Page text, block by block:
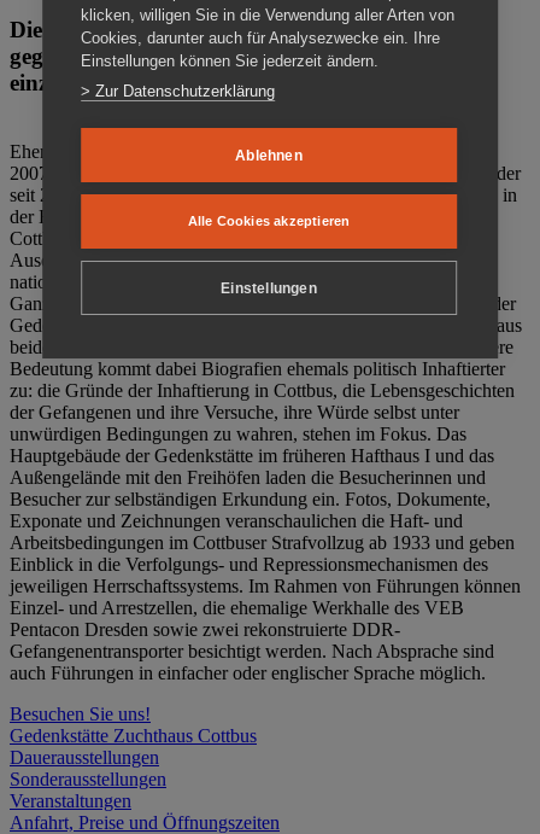
Die Gedenkstätte Zuchthaus Cottbus ist ein Ort
gegen das Vergessen. Anschaulich, nah und
einzigartig.
Ehemalige politische Häftlinge der DDR gründeten im Oktober
2007 den Verein Menschenrechtszentrum Cottbus e. V. (MRZ), der
seit 2011 Eigentümer des ehemaligen Gefängnisses (1860-2002) in
der Bautzener Straße und Träger der Gedenkstätte Zuchthaus
Cottbus ist. Im Zentrum der Arbeit der Gedenkstätte steht die
Auseinandersetzung mit politischem Unrecht während der
nationalsozialistischen Terrorherrschaft und der SED-Diktatur.
Ganzjährig zeigen mehrere Dauer- und Sonderausstellungen in der
Gedenkstätte Zuchthaus Cottbus Beispiele politischen Unrechts aus
beiden deutschen Diktaturen des 20. Jahrhunderts. Eine besondere
Bedeutung kommt dabei Biografien ehemals politisch Inhaftierter
zu: die Gründe der Inhaftierung in Cottbus, die Lebensgeschichten
der Gefangenen und ihre Versuche, ihre Würde selbst unter
unwürdigen Bedingungen zu wahren, stehen im Fokus. Das
Hauptgebäude der Gedenkstätte im früheren Hafthaus I und das
Außengelände mit den Freihöfen laden die Besucherinnen und
Besucher zur selbständigen Erkundung ein. Fotos, Dokumente,
Exponate und Zeichnungen veranschaulichen die Haft- und
Arbeitsbedingungen im Cottbuser Strafvollzug ab 1933 und geben
Einblick in die Verfolgungs- und Repressionsmechanismen des
jeweiligen Herrschaftssystems. Im Rahmen von Führungen können
Einzel- und Arrestzellen, die ehemalige Werkhalle des VEB
Pentacon Dresden sowie zwei rekonstruierte DDR-
Gefangenentransporter besichtigt werden. Nach Absprache sind
auch Führungen in einfacher oder englischer Sprache möglich.
Besuchen Sie uns!
Gedenkstätte Zuchthaus Cottbus
Dauerausstellungen
Sonderausstellungen
Veranstaltungen
Anfahrt, Preise und Öffnungszeiten
klicken, willigen Sie in die Verwendung aller Arten von
Cookies, darunter auch für Analysezwecke ein. Ihre
Einstellungen können Sie jederzeit ändern.
> Zur Datenschutzerklärung
Ablehnen
Alle Cookies akzeptieren
Einstellungen